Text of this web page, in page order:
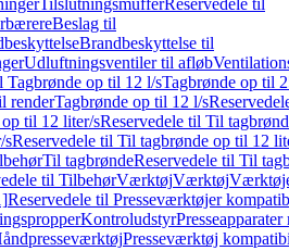
TilslutningsmufferReservedele til
Beslag til
Brandbeskyttelse til
Udluftningsventiler til afløb
Tagbrønde op til 12 l/sTagbrønde op til
renderTagbrønde op til 12 l/s
til 12 liter/sReservedele til Til
sReservedele til Til tagbrønde op til 12
Til tagbrøndeReservedele til Til
til TilbehørVærktøjVærktøj
Reservedele til Presseværktøjer
KontroludstyrPresseapparater
Presseværktøj